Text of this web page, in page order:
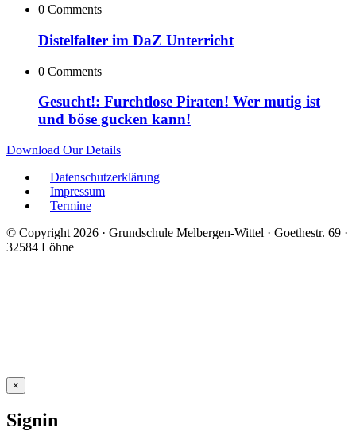
0 Comments
Distelfalter im DaZ Unterricht
0 Comments
Gesucht!: Furchtlose Piraten! Wer mutig ist
und böse gucken kann!
Download Our Details
Datenschutzerklärung
Impressum
Termine
© Copyright 2026 · Grundschule Melbergen-Wittel · Goethestr. 69 ·
32584 Löhne
×
Signin